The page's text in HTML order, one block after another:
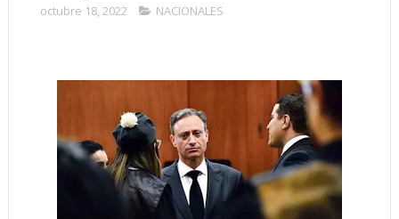
octubre 18, 2022 NACIONALES